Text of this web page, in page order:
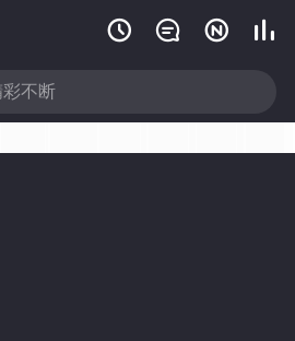
   